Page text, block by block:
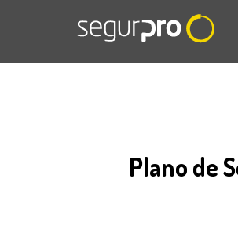
Plano de